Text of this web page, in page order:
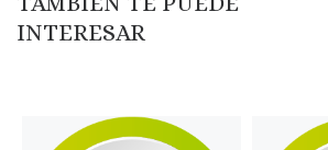
INTERESAR